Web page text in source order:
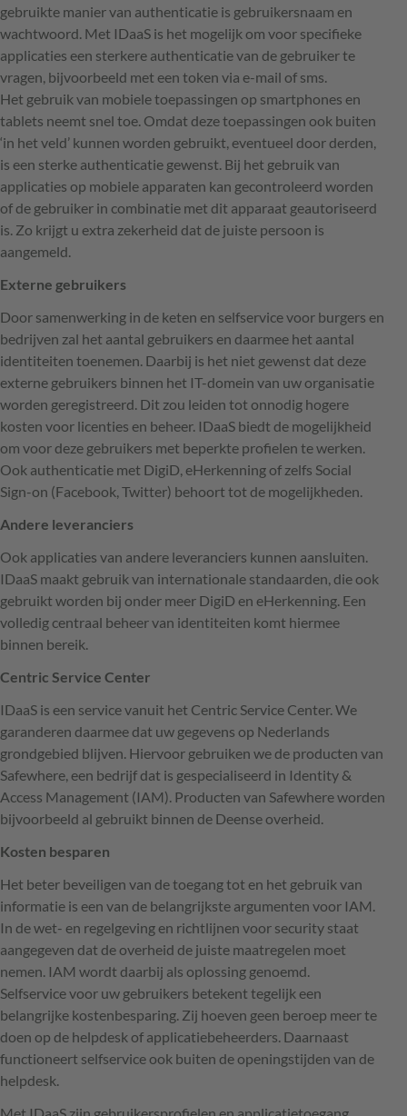
gebruikte manier van authenticatie is gebruikersnaam en
wachtwoord. Met IDaaS is het mogelijk om voor specifieke
applicaties een sterkere authenticatie van de gebruiker te
vragen, bijvoorbeeld met een token via e-mail of sms.
Het gebruik van mobiele toepassingen op smartphones en
tablets neemt snel toe. Omdat deze toepassingen ook buiten
‘in het veld’ kunnen worden gebruikt, eventueel door derden,
is een sterke authenticatie gewenst. Bij het gebruik van
applicaties op mobiele apparaten kan gecontroleerd worden
of de gebruiker in combinatie met dit apparaat geautoriseerd
is. Zo krijgt u extra zekerheid dat de juiste persoon is
aangemeld.
Externe gebruikers
Door samenwerking in de keten en selfservice voor burgers en
bedrijven zal het aantal gebruikers en daarmee het aantal
identiteiten toenemen. Daarbij is het niet gewenst dat deze
externe gebruikers binnen het IT-domein van uw organisatie
worden geregistreerd. Dit zou leiden tot onnodig hogere
kosten voor licenties en beheer. IDaaS biedt de mogelijkheid
om voor deze gebruikers met beperkte profielen te werken.
Ook authenticatie met DigiD, eHerkenning of zelfs Social
Sign-on (Facebook, Twitter) behoort tot de mogelijkheden.
Andere leveranciers
Ook applicaties van andere leveranciers kunnen aansluiten.
IDaaS maakt gebruik van internationale standaarden, die ook
gebruikt worden bij onder meer DigiD en eHerkenning. Een
volledig centraal beheer van identiteiten komt hiermee
binnen bereik.
Centric Service Center
IDaaS is een service vanuit het Centric Service Center. We
garanderen daarmee dat uw gegevens op Nederlands
grondgebied blijven. Hiervoor gebruiken we de producten van
Safewhere, een bedrijf dat is gespecialiseerd in Identity &
Access Management (IAM). Producten van Safewhere worden
bijvoorbeeld al gebruikt binnen de Deense overheid.
Kosten besparen
Het beter beveiligen van de toegang tot en het gebruik van
informatie is een van de belangrijkste argumenten voor IAM.
In de wet- en regelgeving en richtlijnen voor security staat
aangegeven dat de overheid de juiste maatregelen moet
nemen. IAM wordt daarbij als oplossing genoemd.
Selfservice voor uw gebruikers betekent tegelijk een
belangrijke kostenbesparing. Zij hoeven geen beroep meer te
doen op de helpdesk of applicatiebeheerders. Daarnaast
functioneert selfservice ook buiten de openingstijden van de
helpdesk.